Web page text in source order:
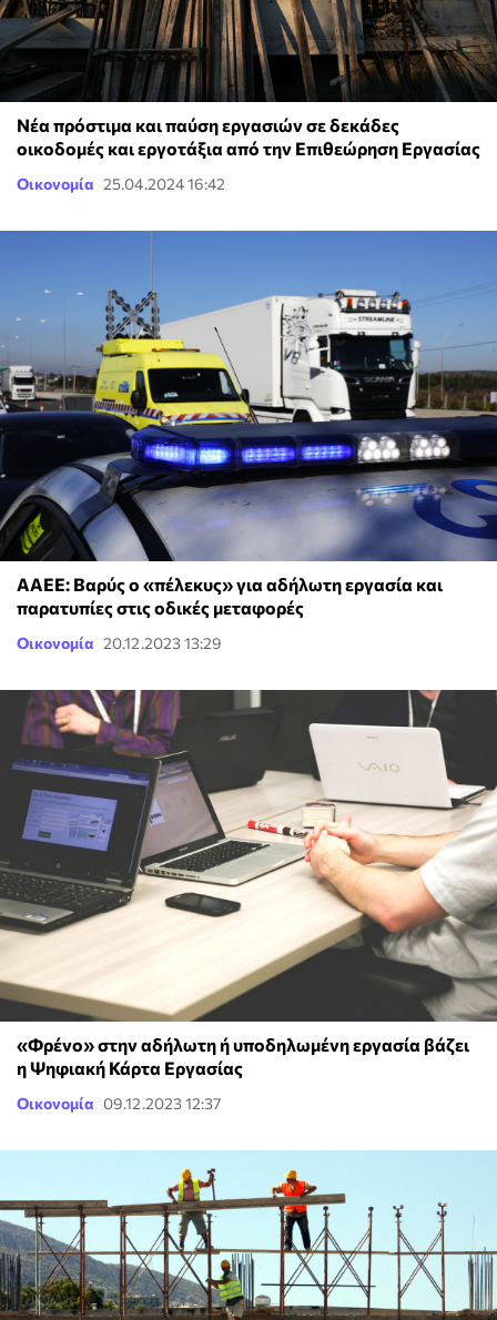
Νέα πρόστιμα και παύση εργασιών σε δεκάδες
οικοδομές και εργοτάξια από την Επιθεώρηση Εργασίας
Οικονομία 25.04.2024 16:42
ΑΑΕΕ: Βαρύς ο «πέλεκυς» για αδήλωτη εργασία και
παρατυπίες στις οδικές μεταφορές
Οικονομία 20.12.2023 13:29
«Φρένο» στην αδήλωτη ή υποδηλωμένη εργασία βάζει
η Ψηφιακή Κάρτα Εργασίας
Οικονομία 09.12.2023 12:37